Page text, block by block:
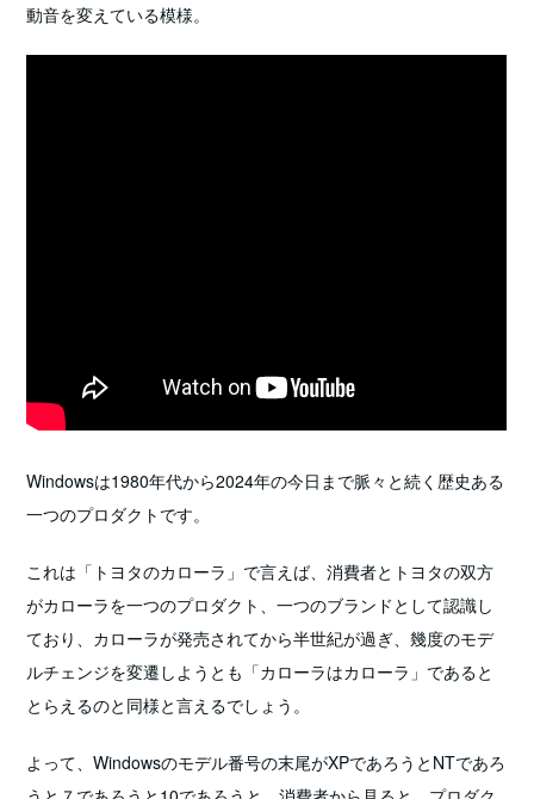
動音を変えている模様。
Windowsは1980年代から2024年の今日まで脈々と続く歴史ある
一つのプロダクトです。
これは「トヨタのカローラ」で言えば、消費者とトヨタの双方
がカローラを一つのプロダクト、一つのブランドとして認識し
ており、カローラが発売されてから半世紀が過ぎ、幾度のモデ
ルチェンジを変遷しようとも「カローラはカローラ」であると
とらえるのと同様と言えるでしょう。
よって、Windowsのモデル番号の末尾がXPであろうとNTであろ